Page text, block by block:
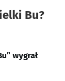
Bu?
wygrał